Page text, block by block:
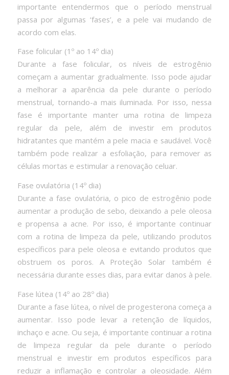
importante entendermos que o período menstrual
passa por algumas ‘fases’, e a pele vai mudando de
acordo com elas.
Fase folicular (1º ao 14º dia)
Durante a fase folicular, os níveis de estrogênio
começam a aumentar gradualmente. Isso pode ajudar
a melhorar a aparência da pele durante o período
menstrual, tornando-a mais iluminada. Por isso, nessa
fase é importante manter uma rotina de limpeza
regular da pele, além de investir em produtos
hidratantes que mantém a pele macia e saudável. Você
também pode realizar a esfoliação, para remover as
células mortas e estimular a renovação celuar.
Fase ovulatória (14º dia)
Durante a fase ovulatória, o pico de estrogênio pode
aumentar a produção de sebo, deixando a pele oleosa
e propensa a acne. Por isso, é importante continuar
com a rotina de limpeza da pele, utilizando produtos
específicos para pele oleosa e evitando produtos que
obstruem os poros. A Proteção Solar também é
necessária durante esses dias, para evitar danos à pele.
Fase lútea (14º ao 28º dia)
Durante a fase lútea, o nível de progesterona começa a
aumentar. Isso pode levar a retenção de líquidos,
inchaço e acne. Ou seja, é importante continuar a rotina
de limpeza regular da pele durante o período
menstrual e investir em produtos específicos para
reduzir a inflamação e controlar a oleosidade. Além